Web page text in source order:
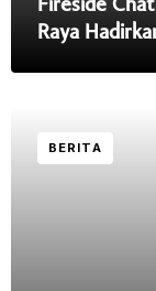
Raya
BERITA